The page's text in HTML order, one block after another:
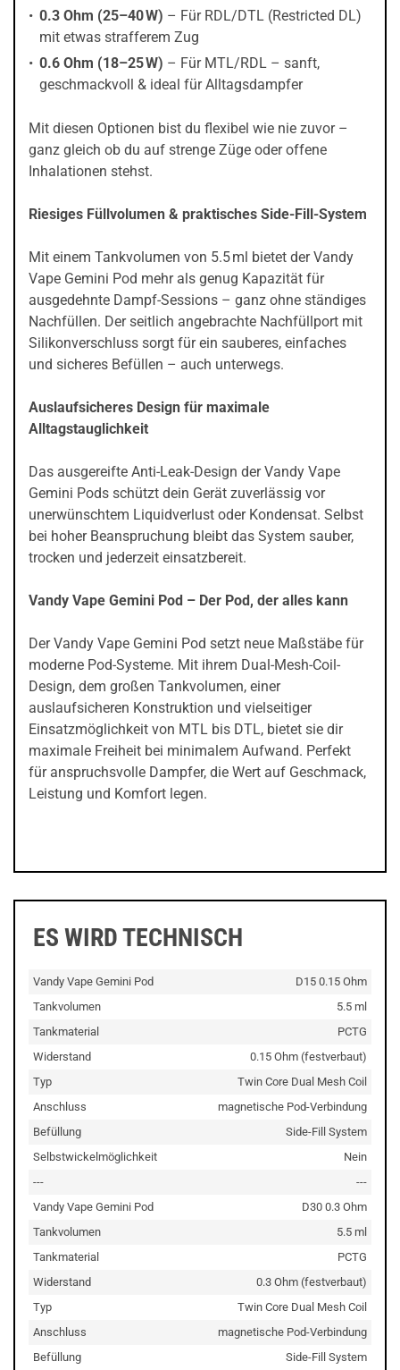
0.3 Ohm (25–40 W) – Für RDL/DTL (Restricted DL)
mit etwas strafferem Zug
0.6 Ohm (18–25 W) – Für MTL/RDL – sanft,
geschmackvoll & ideal für Alltagsdampfer
Mit diesen Optionen bist du flexibel wie nie zuvor –
ganz gleich ob du auf strenge Züge oder offene
Inhalationen stehst.
Riesiges Füllvolumen & praktisches Side-Fill-System
Mit einem Tankvolumen von 5.5 ml bietet der Vandy
Vape Gemini Pod mehr als genug Kapazität für
ausgedehnte Dampf-Sessions – ganz ohne ständiges
Nachfüllen. Der seitlich angebrachte Nachfüllport mit
Silikonverschluss sorgt für ein sauberes, einfaches
und sicheres Befüllen – auch unterwegs.
Auslaufsicheres Design für maximale
Alltagstauglichkeit
Das ausgereifte Anti-Leak-Design der Vandy Vape
Gemini Pods schützt dein Gerät zuverlässig vor
unerwünschtem Liquidverlust oder Kondensat. Selbst
bei hoher Beanspruchung bleibt das System sauber,
trocken und jederzeit einsatzbereit.
Vandy Vape Gemini Pod – Der Pod, der alles kann
Der Vandy Vape Gemini Pod setzt neue Maßstäbe für
moderne Pod-Systeme. Mit ihrem Dual-Mesh-Coil-
Design, dem großen Tankvolumen, einer
auslaufsicheren Konstruktion und vielseitiger
Einsatzmöglichkeit von MTL bis DTL, bietet sie dir
maximale Freiheit bei minimalem Aufwand. Perfekt
für anspruchsvolle Dampfer, die Wert auf Geschmack,
Leistung und Komfort legen.
ES WIRD TECHNISCH
Vandy Vape Gemini Pod
D15 0.15 Ohm
Tankvolumen
5.5 ml
Tankmaterial
PCTG
Widerstand
0.15 Ohm (festverbaut)
Typ
Twin Core Dual Mesh Coil
Anschluss
magnetische Pod-Verbindung
Befüllung
Side-Fill System
Selbstwickelmöglichkeit
Nein
---
---
Vandy Vape Gemini Pod
D30 0.3 Ohm
Tankvolumen
5.5 ml
Tankmaterial
PCTG
Widerstand
0.3 Ohm (festverbaut)
Typ
Twin Core Dual Mesh Coil
Anschluss
magnetische Pod-Verbindung
Befüllung
Side-Fill System